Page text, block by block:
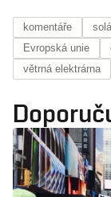
komentáře
Evropská unie
větrná elektrárna